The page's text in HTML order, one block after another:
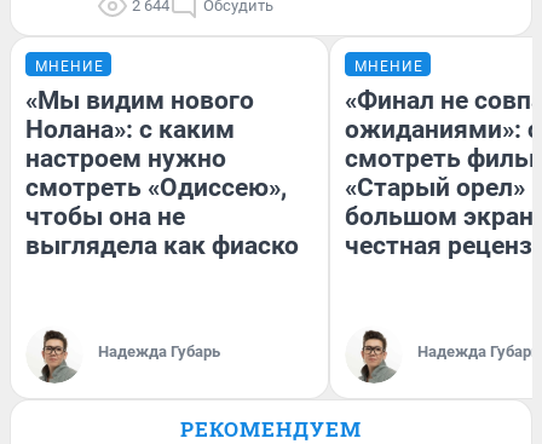
2 644 Обсудить
МНЕНИЕ
«Мы видим нового
Нолана»: с каким
настроем нужно
смотреть «Одиссею»,
чтобы она не
выглядела как фиаско
Надежда Губарь
МНЕНИЕ
«Финал не
ожиданиями»:
смотреть
«Старый орел»
большом
честная
Надежда Губарь
РЕКОМЕНДУЕМ